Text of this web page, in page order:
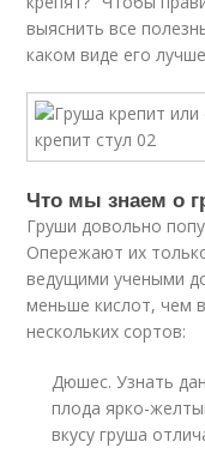
выяснить все
каком виде его
Что мы знаем о
Груши довольно
Опережают их
ведущими учеными
меньше кислот, чем
нескольких сортов:
Дюшес. Узнать
плода ярко-
вкусу груша